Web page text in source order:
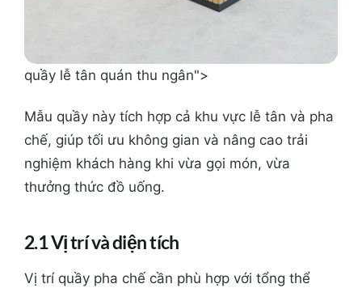
quầy lễ tân quán thu ngân">
Mẫu quầy này tích hợp cả khu vực lễ tân và pha
chế, giúp tối ưu không gian và nâng cao trải
nghiệm khách hàng khi vừa gọi món, vừa
thưởng thức đồ uống.
2.1 Vị trí và diện tích
Vị trí quầy pha chế cần phù hợp với tổng thể